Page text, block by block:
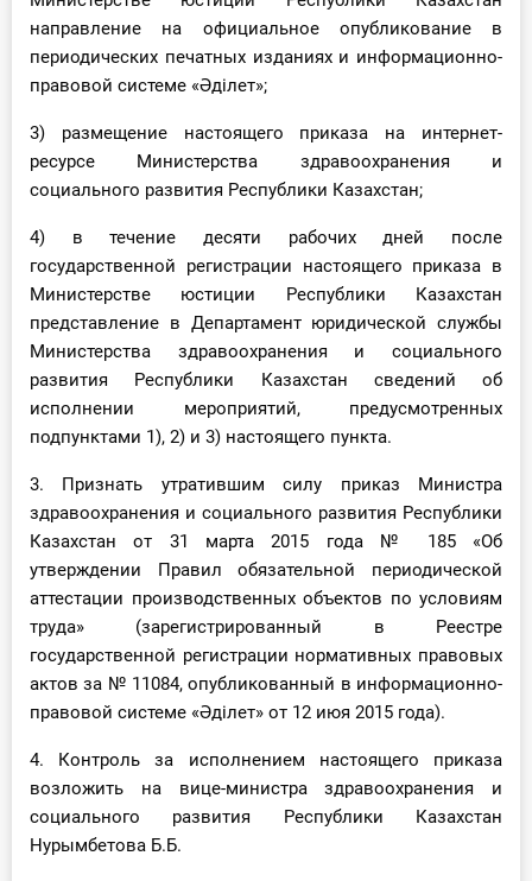
Тестирование для
бухгалтера
направление на официальное опубликование в
периодических печатных изданиях и информационно-
правовой системе «Әділет»;
3) размещение настоящего приказа на интернет-
ресурсе Министерства здравоохранения и
социального развития Республики Казахстан;
4) в течение десяти рабочих дней после
государственной регистрации настоящего приказа в
Министерстве юстиции Республики Казахстан
представление в Департамент юридической службы
Министерства здравоохранения и социального
развития Республики Казахстан сведений об
исполнении мероприятий, предусмотренных
подпунктами 1), 2) и 3) настоящего пункта.
3. Признать утратившим силу приказ Министра
здравоохранения и социального развития Республики
Казахстан от 31 марта 2015 года № 185 «Об
утверждении Правил обязательной периодической
аттестации производственных объектов по условиям
труда» (зарегистрированный в Реестре
государственной регистрации нормативных правовых
актов за № 11084, опубликованный в информационно-
правовой системе «Әділет» от 12 июя 2015 года).
4. Контроль за исполнением настоящего приказа
возложить на вице-министра здравоохранения и
социального развития Республики Казахстан
Нурымбетова Б.Б.